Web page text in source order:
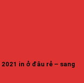
in ở đâu rẻ – sang